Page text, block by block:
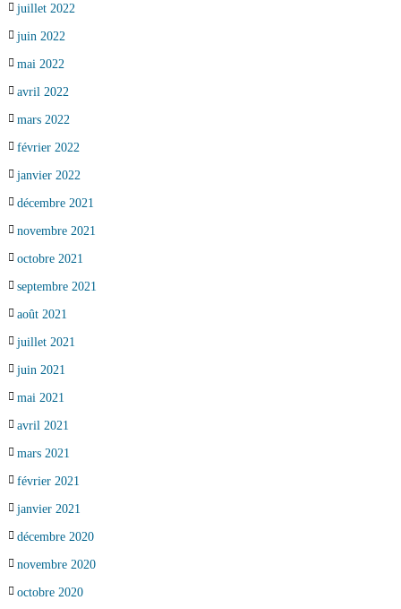
juillet 2022
juin 2022
mai 2022
avril 2022
mars 2022
février 2022
janvier 2022
décembre 2021
novembre 2021
octobre 2021
septembre 2021
août 2021
juillet 2021
juin 2021
mai 2021
avril 2021
mars 2021
février 2021
janvier 2021
décembre 2020
novembre 2020
octobre 2020